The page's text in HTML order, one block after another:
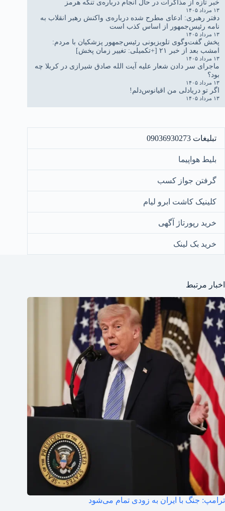
خبر تازه از مذاکرات در حال انجام درباره‌ی تنگه هرمز
۱۳ مرداد ۱۴۰۵
دفتر رهبری: ادعای مطرح شده درباره‌ی واکنش رهبر انقلاب به
نامه رئیس‌جمهور از اساس کذب است
۱۳ مرداد ۱۴۰۵
پخش گفت‌وگوی تلویزیونی رئیس‌جمهور پزشکیان با مردم:
امشب بعد از خبر ۲۱ [+تکمیلی: تغییر زمان پخش]
۱۳ مرداد ۱۴۰۵
ماجرای سر دادن شعار علیه آیت الله صادق شیرازی در کربلا چه
بود؟
۱۳ مرداد ۱۴۰۵
اگر تو دریادلی من اقیانوس‌دلم!
۱۳ مرداد ۱۴۰۵
تبلیغات 09036930273
بلیط هواپیما
گرفتن جواز کسب
کلینیک کاشت ابرو لیام
خرید رپورتاژ آگهی
خرید بک لینک
اخبار مرتبط
ترامپ: جنگ با ایران به زودی تمام می‌شود